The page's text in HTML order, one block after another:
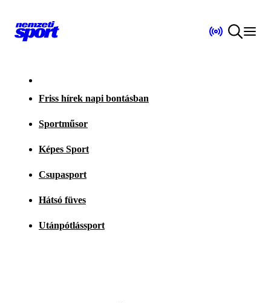
Friss hírek napi bontásban
Sportműsor
Képes Sport
Csupasport
Hátsó füves
Utánpótlássport